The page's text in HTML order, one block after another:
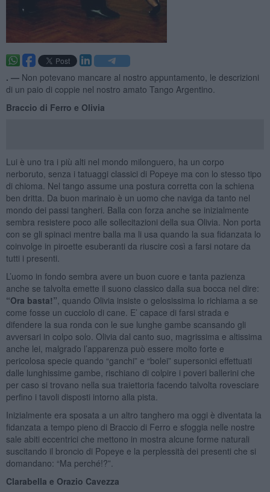
. — Non potevano mancare al nostro appuntamento, le descrizioni
di un paio di coppie nel nostro amato Tango Argentino.
Braccio di Ferro e Olivia
Lui è uno tra i più alti nel mondo milonguero, ha un corpo
nerboruto, senza i tatuaggi classici di Popeye ma con lo stesso tipo
di chioma. Nel tango assume una postura corretta con la schiena
ben dritta. Da buon marinaio è un uomo che naviga da tanto nel
mondo dei passi tangheri. Balla con forza anche se inizialmente
sembra resistere poco alle sollecitazioni della sua Olivia. Non porta
con se gli spinaci mentre balla ma li usa quando la sua fidanzata lo
coinvolge in piroette esuberanti da riuscire così a farsi notare da
tutti i presenti.
L’uomo in fondo sembra avere un buon cuore e tanta pazienza
anche se talvolta emette il suono classico dalla sua bocca nel dire:
“Ora basta!” , quando Olivia insiste o gelosissima lo richiama a se
come fosse un cucciolo di cane. E’ capace di farsi strada e
difendere la sua ronda con le sue lunghe gambe scansando gli
avversari in colpo solo. Olivia dal canto suo, magrissima e altissima
anche lei, malgrado l’apparenza può essere molto forte e
pericolosa specie quando “ganchi” e “bolei” supersonici effettuati
dalle lunghissime gambe, rischiano di colpire i poveri ballerini che
per caso si trovano nella sua traiettoria facendo talvolta rovesciare
perfino i tavoli disposti intorno alla pista.
Inizialmente era sposata a un altro tanghero ma oggi è diventata la
fidanzata a tempo pieno di Braccio di Ferro e sfoggia nelle nostre
sale abiti eccentrici che mettono in mostra alcune forme naturali
suscitando il broncio di Popeye e la perplessità dei presenti che si
domandano: “Ma perché!?”.
Clarabella e Orazio Cavezza